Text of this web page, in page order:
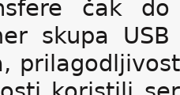
čak
skupa